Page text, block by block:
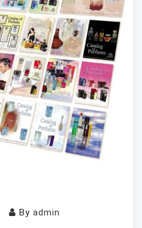
By admin